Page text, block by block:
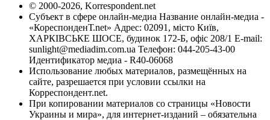
© 2000-2026, Korrespondent.net
Субъект в сфере онлайн-медиа Название онлайн-медиа -
«КореспонденТ.net» Адрес: 02091, місто Київ,
ХАРКІВСЬКЕ ШОСЕ, будинок 172-Б, офіс 208/1 E-mail:
sunlight@mediadim.com.ua Телефон: 044-205-43-00
Идентификатор медиа - R40-06068
Использование любых материалов, размещённых на
сайте, разрешается при условии ссылки на
Корреспондент.net.
При копировании материалов со страницы «Новости
Украины и мира», для интернет-изданий – обязательна